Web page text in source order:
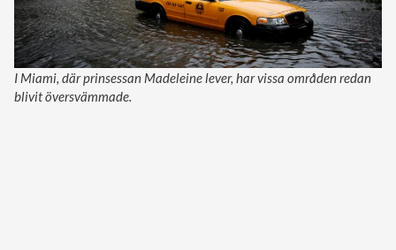
I Miami, där prinsessan Madeleine lever, har vissa områden redan
blivit översvämmade.